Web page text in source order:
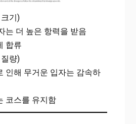
기)
는 더 높은 항력을 받음
합류
량)
인해 무거운 입자는 감속하
코스를 유지함